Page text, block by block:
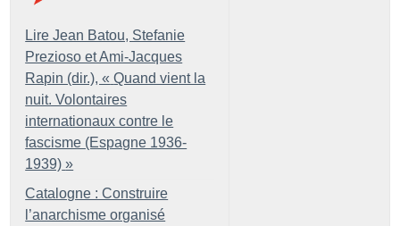
Lire Jean Batou, Stefanie
Prezioso et Ami-Jacques
Rapin (dir.), « Quand vient la
nuit. Volontaires
internationaux contre le
fascisme (Espagne 1936-
1939) »
Catalogne : Construire
l’anarchisme organisé